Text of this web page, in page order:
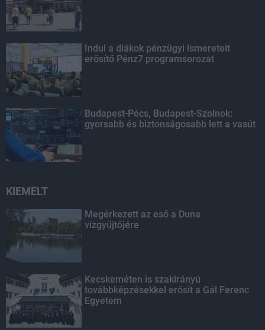
Indul a diákok pénzügyi ismereteit
erősítő Pénz7 programsorozat
Budapest-Pécs, Budapest-Szolnok:
gyorsabb és biztonságosabb lett a vasút
KIEMELT
Megérkezett az eső a Duna
vízgyűjtőjére
Kecskeméten is szakirányú
továbbképzésekkel erősít a Gál Ferenc
Egyetem